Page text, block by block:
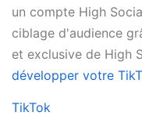
un compte High
ciblage d'audience
et exclusive de High
développer votre
TikTok